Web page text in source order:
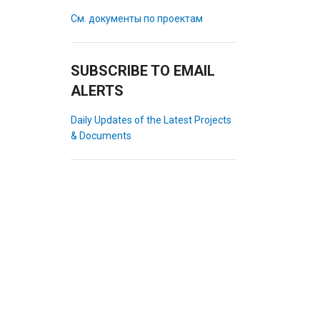
См. документы по проектам
SUBSCRIBE TO EMAIL
ALERTS
Daily Updates of the Latest Projects
& Documents